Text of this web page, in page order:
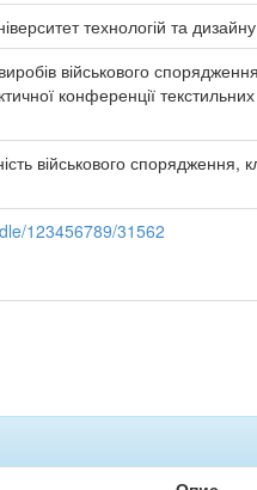
технологій та дизайну
військового
конференції
військового спорядження,
123456789/31562